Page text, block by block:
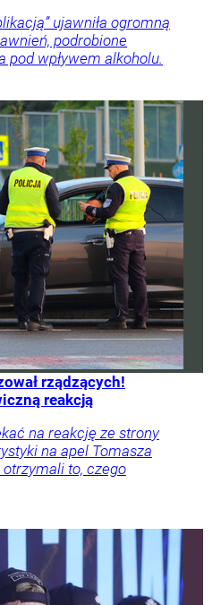
ujawniła ogromną
podrobione
pod wpływem alkoholu.
rządzących!
reakcją
na reakcję ze strony
na apel Tomasza
to, czego